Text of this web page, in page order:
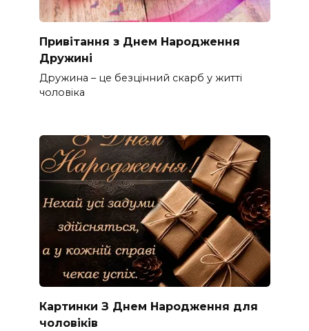
Привітання з Днем Народження
Дружині
Дружина – це безцінний скарб у житті
чоловіка
Картинки З Днем Народження для
чоловіків​